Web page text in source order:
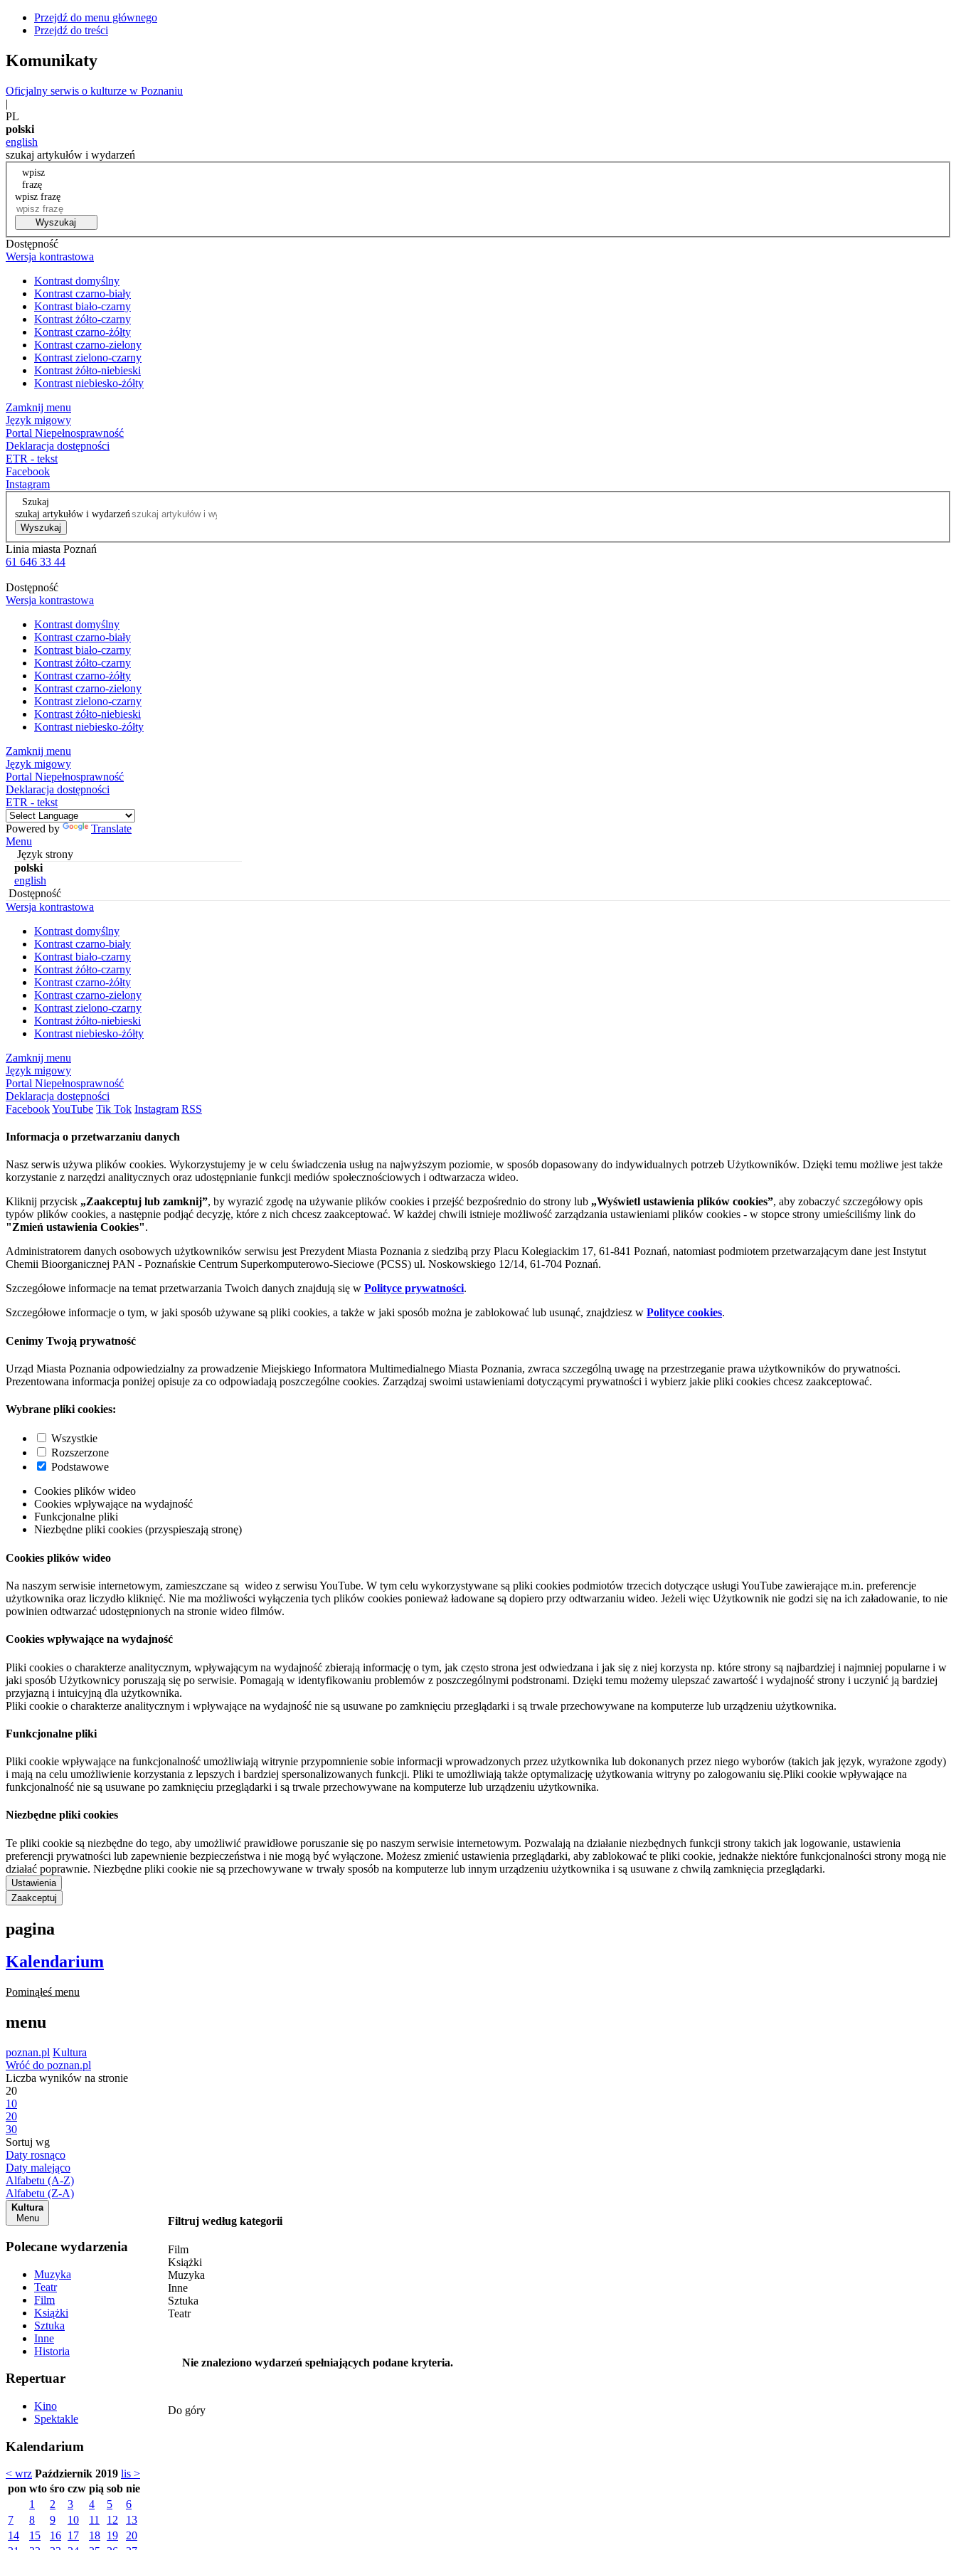
Przejdź do menu głównego
Przejdź do treści
Komunikaty
Oficjalny serwis o kulturze w Poznaniu
|
PL
polski
english
szukaj artykułów i wydarzeń
wpisz
frazę
wpisz frazę
Wyszukaj
Dostępność
Wersja kontrastowa
Kontrast domyślny
Kontrast czarno-biały
Kontrast biało-czarny
Kontrast żółto-czarny
Kontrast czarno-żółty
Kontrast czarno-zielony
Kontrast zielono-czarny
Kontrast żółto-niebieski
Kontrast niebiesko-żółty
Zamknij menu
Język migowy
Portal Niepełnosprawność
Deklaracja dostępności
ETR - tekst
Facebook
Instagram
Szukaj
szukaj artykułów i wydarzeń
Wyszukaj
Linia miasta Poznań
61 646 33 44
Dostępność
Wersja kontrastowa
Kontrast domyślny
Kontrast czarno-biały
Kontrast biało-czarny
Kontrast żółto-czarny
Kontrast czarno-żółty
Kontrast czarno-zielony
Kontrast zielono-czarny
Kontrast żółto-niebieski
Kontrast niebiesko-żółty
Zamknij menu
Język migowy
Portal Niepełnosprawność
Deklaracja dostępności
ETR - tekst
Powered by
Translate
Menu
Język strony
polski
english
Dostępność
Wersja kontrastowa
Kontrast domyślny
Kontrast czarno-biały
Kontrast biało-czarny
Kontrast żółto-czarny
Kontrast czarno-żółty
Kontrast czarno-zielony
Kontrast zielono-czarny
Kontrast żółto-niebieski
Kontrast niebiesko-żółty
Zamknij menu
Język migowy
Portal Niepełnosprawność
Deklaracja dostępności
FacebookYouTube Tik Tok Instagram RSS
Informacja o przetwarzaniu danych
Nasz serwis używa plików cookies. Wykorzystujemy je w celu świadczenia usług na najwyższym poziomie, w sposób dopasowany do indywidualnych potrzeb Użytkowników. Dzięki temu możliwe jest także
korzystanie z narzędzi analitycznych oraz udostępnianie funkcji mediów społecznościowych i odtwarzacza wideo.
Kliknij przycisk „Zaakceptuj lub zamknij”, by wyrazić zgodę na używanie plików cookies i przejść bezpośrednio do strony lub „Wyświetl ustawienia plików cookies”, aby zobaczyć szczegółowy opis
typów plików cookies, a następnie podjąć decyzję, które z nich chcesz zaakceptować. W każdej chwili istnieje możliwość zarządzania ustawieniami plików cookies - w stopce strony umieściliśmy link do
"Zmień ustawienia Cookies".
Administratorem danych osobowych użytkowników serwisu jest Prezydent Miasta Poznania z siedzibą przy Placu Kolegiackim 17, 61-841 Poznań, natomiast podmiotem przetwarzającym dane jest Instytut
Chemii Bioorganicznej PAN - Poznańskie Centrum Superkomputerowo-Sieciowe (PCSS) ul. Noskowskiego 12/14, 61-704 Poznań.
Szczegółowe informacje na temat przetwarzania Twoich danych znajdują się w Polityce prywatności.
Szczegółowe informacje o tym, w jaki sposób używane są pliki cookies, a także w jaki sposób można je zablokować lub usunąć, znajdziesz w Polityce cookies.
Cenimy Twoją prywatność
Urząd Miasta Poznania odpowiedzialny za prowadzenie Miejskiego Informatora Multimedialnego Miasta Poznania, zwraca szczególną uwagę na przestrzeganie prawa użytkowników do prywatności.
Prezentowana informacja poniżej opisuje za co odpowiadają poszczególne cookies. Zarządzaj swoimi ustawieniami dotyczącymi prywatności i wybierz jakie pliki cookies chcesz zaakceptować.
Wybrane pliki cookies:
Wszystkie
Rozszerzone
Podstawowe
Cookies plików wideo
Cookies wpływające na wydajność
Funkcjonalne pliki
Niezbędne pliki cookies (przyspieszają stronę)
Cookies plików wideo
Na naszym serwisie internetowym, zamieszczane są wideo z serwisu YouTube. W tym celu wykorzystywane są pliki cookies podmiotów trzecich dotyczące usługi YouTube zawierające m.in. preferencje
użytkownika oraz liczydło kliknięć. Nie ma możliwości wyłączenia tych plików cookies ponieważ ładowane są dopiero przy odtwarzaniu wideo. Jeżeli więc Użytkownik nie godzi się na ich załadowanie, to nie
powinien odtwarzać udostępnionych na stronie wideo filmów.
Cookies wpływające na wydajność
Pliki cookies o charakterze analitycznym, wpływającym na wydajność zbierają informację o tym, jak często strona jest odwiedzana i jak się z niej korzysta np. które strony są najbardziej i najmniej popularne i w
jaki sposób Użytkownicy poruszają się po serwisie. Pomagają w identyfikowaniu problemów z poszczególnymi podstronami. Dzięki temu możemy ulepszać zawartość i wydajność strony i uczynić ją bardziej
przyjazną i intuicyjną dla użytkownika.
Pliki cookie o charakterze analitycznym i wpływające na wydajność nie są usuwane po zamknięciu przeglądarki i są trwale przechowywane na komputerze lub urządzeniu użytkownika.
Funkcjonalne pliki
Pliki cookie wpływające na funkcjonalność umożliwiają witrynie przypomnienie sobie informacji wprowadzonych przez użytkownika lub dokonanych przez niego wyborów (takich jak język, wyrażone zgody)
i mają na celu umożliwienie korzystania z lepszych i bardziej spersonalizowanych funkcji. Pliki te umożliwiają także optymalizację użytkowania witryny po zalogowaniu się.Pliki cookie wpływające na
funkcjonalność nie są usuwane po zamknięciu przeglądarki i są trwale przechowywane na komputerze lub urządzeniu użytkownika.
Niezbędne pliki cookies
Te pliki cookie są niezbędne do tego, aby umożliwić prawidłowe poruszanie się po naszym serwisie internetowym. Pozwalają na działanie niezbędnych funkcji strony takich jak logowanie, ustawienia
preferencji prywatności lub zapewnienie bezpieczeństwa i nie mogą być wyłączone. Możesz zmienić ustawienia przeglądarki, aby zablokować te pliki cookie, jednakże niektóre funkcjonalności strony mogą nie
działać poprawnie. Niezbędne pliki cookie nie są przechowywane w trwały sposób na komputerze lub innym urządzeniu użytkownika i są usuwane z chwilą zamknięcia przeglądarki.
Ustawienia
Zaakceptuj
pagina
Kalendarium
Pominąłeś menu
menu
poznan.pl Kultura
Wróć do poznan.pl
Liczba wyników na stronie
20
10
20
30
Sortuj wg
Daty rosnąco
Daty malejąco
Alfabetu (A-Z)
Alfabetu (Z-A)
Kultura
Menu
Polecane wydarzenia
Muzyka
Teatr
Film
Książki
Sztuka
Inne
Historia
Repertuar
Kino
Spektakle
Kalendarium
< wrz Październik 2019 lis >
pon wto śro czw pią sob nie
1
2 3 4 5
6
7
8 9 10 11 12
13
14
15 16 17 18 19
20
Filtruj według kategorii
Film
Książki
Muzyka
Inne
Sztuka
Teatr
Nie znaleziono wydarzeń spełniających podane kryteria.
Do góry